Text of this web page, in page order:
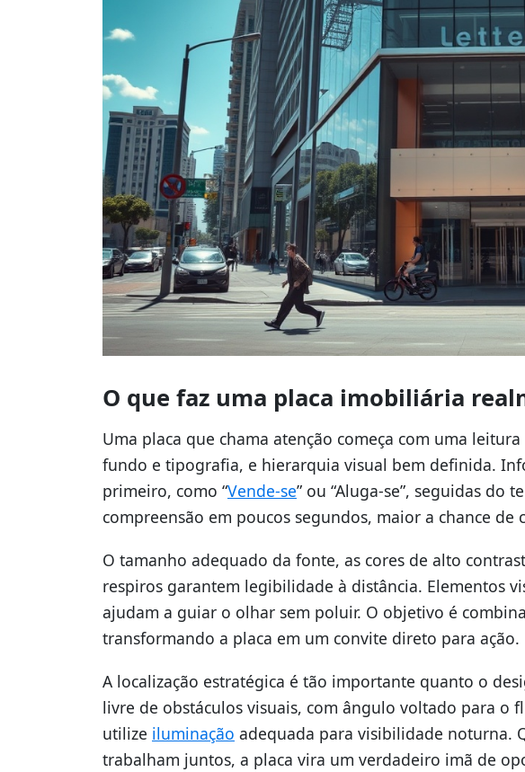
O que faz uma placa imobiliária
Uma placa que chama atenção começa com uma
fundo e tipografia, e hierarquia visual bem definida.
primeiro, como “Vende-se” ou “Aluga-se”, seguidas do
compreensão em poucos segundos, maior a chance de
O tamanho adequado da fonte, as cores de alto
respiros garantem legibilidade à distância. Elementos
ajudam a guiar o olhar sem poluir. O objetivo é
transformando a placa em um convite direto para ação.
A localização estratégica é tão importante quanto o
livre de obstáculos visuais, com ângulo voltado para o
utilize iluminação adequada para visibilidade noturna.
trabalham juntos, a placa vira um verdadeiro imã de